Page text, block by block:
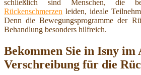
schließlich sind Menschen, die
Rückenschmerzen leiden, ideale
Denn die Bewegungsprogramme der
Behandlung besonders hilfreich.
Bekommen Sie in Isny im
Verschreibung für die